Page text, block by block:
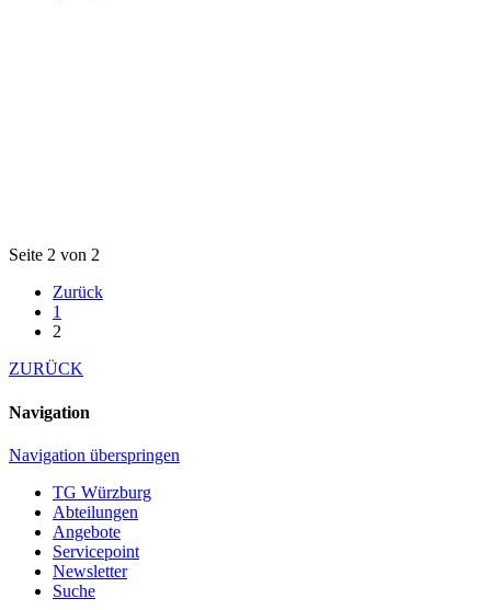
Seite 2 von 2
Zurück
1
2
ZURÜCK
Navigation
Navigation überspringen
TG Würzburg
Abteilungen
Angebote
Servicepoint
Newsletter
Suche